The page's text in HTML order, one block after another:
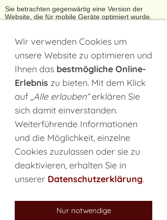
Sie betrachten gegenwärtig eine Version der
Website, die für mobile Geräte optimiert wurde.
Hinweis nicht mehr anzeigen
Navigation einblenden
Login
Login-E-Mail:
Kennwort:
Wir verwenden Cookies um
unsere Website zu optimieren und
Ihnen das bestmögliche Online-
Erlebnis zu bieten. Mit dem Klick
auf „Alle erlauben“erklären Sie
sich damit einverstanden.
Weiterführende Informationen
und die Möglichkeit, einzelne
Cookies zuzulassen oder sie zu
deaktivieren, erhalten Sie in
unserer Datenschutzerklärung.
Nur notwendige